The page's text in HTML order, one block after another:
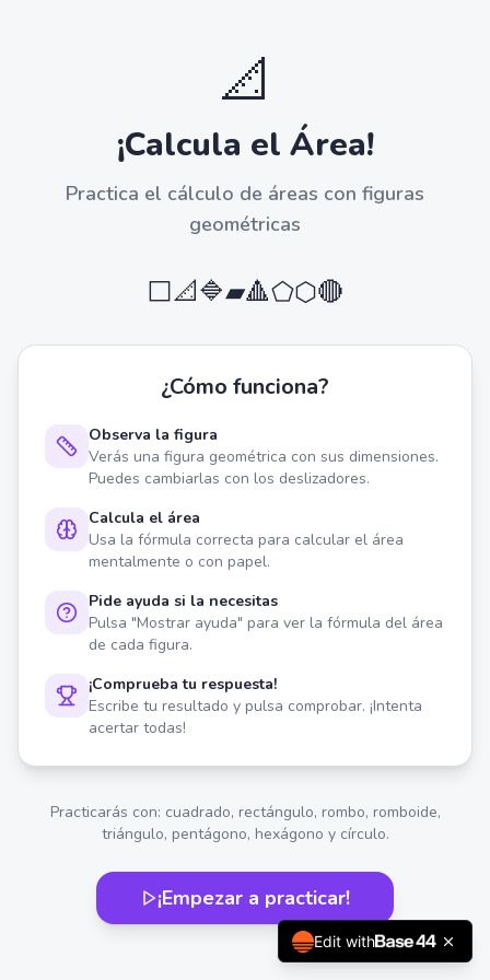
📐
¡Calcula el Área!
Practica el cálculo de áreas con figuras
geométricas
⬜📐🔷▰🔺⬠⬡🔴
¿Cómo funciona?
Observa la figura
Verás una figura geométrica con sus dimensiones.
Puedes cambiarlas con los deslizadores.
Calcula el área
Usa la fórmula correcta para calcular el área
mentalmente o con papel.
Pide ayuda si la necesitas
Pulsa "Mostrar ayuda" para ver la fórmula del área
de cada figura.
¡Comprueba tu respuesta!
Escribe tu resultado y pulsa comprobar. ¡Intenta
acertar todas!
Practicarás con: cuadrado, rectángulo, rombo, romboide,
triángulo, pentágono, hexágono y círculo.
¡Empezar a practicar!
Edit with